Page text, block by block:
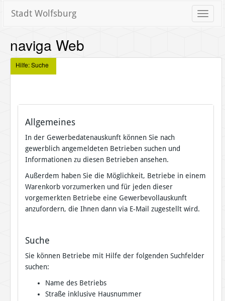
Toggle
Stadt Wolfsburg
naviga Web
Hilfe: Suche
Allgemeines
In der Gewerbedatenauskunft können Sie nach
gewerblich angemeldeten Betrieben suchen und
Informationen zu diesen Betrieben ansehen.
Außerdem haben Sie die Möglichkeit, Betriebe in einem
Warenkorb vorzumerken und für jeden dieser
vorgemerkten Betriebe eine Gewerbevollauskunft
anzufordern, die Ihnen dann via E-Mail zugestellt wird.
Suche
Sie können Betriebe mit Hilfe der folgenden Suchfelder
suchen:
Name des Betriebs
Straße inklusive Hausnummer